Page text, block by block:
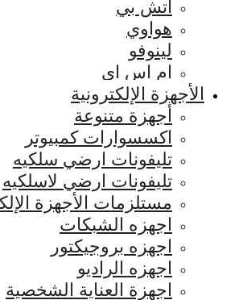
اتش بي
هواوي
لينوفو
ام اس اي
الأجهزة الإلكترونية
أجهزة متنوعة
اكسسوارات كمبيوتر
تليفونات ارضي سلكيه
تليفونات ارضي لاسلكيه
مستلزمات الأجهزة
اجهزه الشبكات
اجهزه بروجيكتور
اجهزه الراديو
اجهزة العناية الشخصية